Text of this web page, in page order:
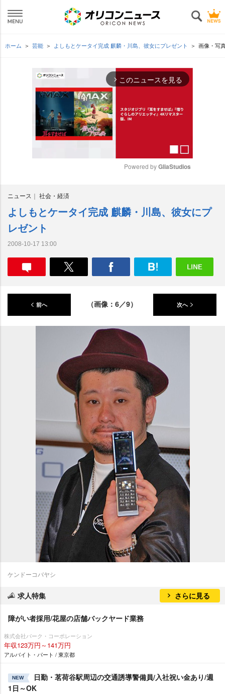
ホーム 芸能 よしもとケータイ完成 麒麟・川島、彼女にプレゼント 画像・写
arrow_forward_ios このニュースを見る
t
e
Powered by GliaStudios
ニュース 社会・経済
よしもとケータイ完成 麒麟・川島、彼女にプ
レゼント
2008-10-17 13:00
前へ （画像：6／9） 次へ
ケンドーコバヤシ
求人特集 さらに見る
障がい者採用/花屋の店舗バックヤード業務
株式会社パーク・コーポレーション
年収123万円～141万円
アルバイト・パート / 東京都
NEW
日勤・茗荷谷駅周辺の交通誘導警備員/入社祝い金あり/週
1日～OK